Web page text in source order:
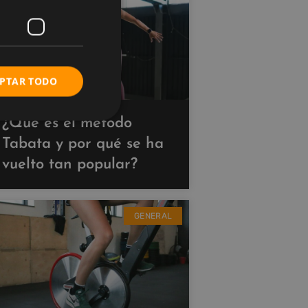
¿Qué es el método
Tabata y por qué se ha
vuelto tan popular?
GENERAL
TODO